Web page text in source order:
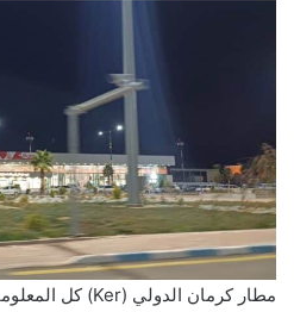
مطار كرمان الدولي (Ker) كل المعلومات التي تحتاجها ()